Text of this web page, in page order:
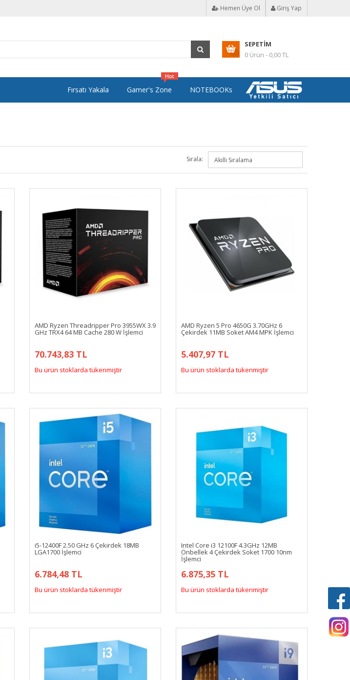
Hemen Üye Ol Giriş Yap
SEPETIM
0 Ürün - 0,00 TL
Fırsatı Yakala Gamer's Zone NOTEBOOKs
Sırala:
AMD Ryzen Threadripper Pro 3955WX 3.9
GHz TRX4 64 MB Cache 280 W İşlemci
70.743,83 TL
Bu ürün stoklarda tükenmiştir
AMD Ryzen 5 Pro 4650G 3.70GHz 6
Çekirdek 11MB Soket AM4 MPK İşlemci
5.407,97 TL
Bu ürün stoklarda tükenmiştir
i5-12400F 2.50 GHz 6 Çekirdek 18MB
LGA1700 İşlemci
6.784,48 TL
Bu ürün stoklarda tükenmiştir
Intel Core i3 12100F 4.3GHz 12MB
Önbellek 4 Çekirdek Soket 1700 10nm
İşlemci
6.875,35 TL
Bu ürün stoklarda tükenmiştir